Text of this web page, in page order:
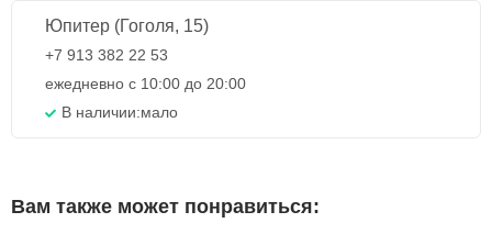
Юпитер (Гоголя, 15)
+7 913 382 22 53
ежедневно с 10:00 до 20:00
В наличии:мало
Вам также может понравиться: